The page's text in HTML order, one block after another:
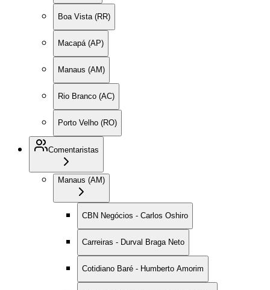
Boa Vista (RR)
Macapá (AP)
Manaus (AM)
Rio Branco (AC)
Porto Velho (RO)
Comentaristas
Manaus (AM)
CBN Negócios - Carlos Oshiro
Carreiras - Durval Braga Neto
Cotidiano Baré - Humberto Amorim